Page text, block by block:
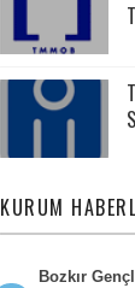
KURUM
Bozkır